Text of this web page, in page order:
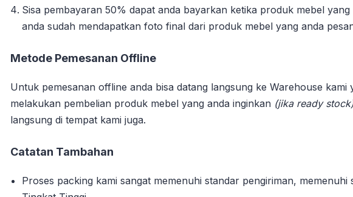
Sisa pembayaran 50% dapat anda bayarkan ketika produk mebel
anda sudah mendapatkan foto final dari produk mebel yang anda
Metode Pemesanan Offline
Untuk pemesanan offline anda bisa datang langsung ke Warehouse
melakukan pembelian produk mebel yang anda inginkan (jika ready
langsung di tempat kami juga.
Catatan Tambahan
Proses packing kami sangat memenuhi standar pengiriman,